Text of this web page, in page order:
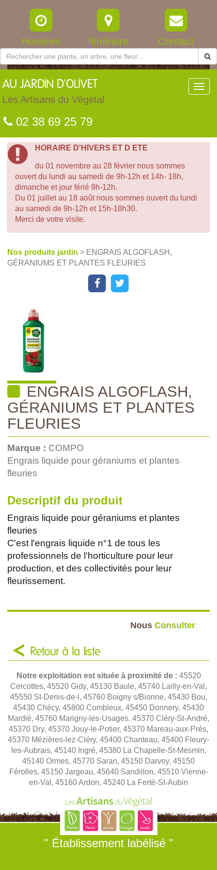
Horaires Itinéraire Contact
AU JARDIN D'OLIVET
Les Artisans du Végétal
02 38 69 25 79
HORAIRE D'HIVERS ET D ETE
du 01 novembre au 28 février nous sommes
ouvert du lundi au samedi de 9h-12h et 14h- 18h,
dimanche et jour férié 9h-12h.
Du 01 juillet au 18 août nous sommes ouvert du lundi
au samedi de 9h-12h et 15h-18h30.
Merci de votre visite.
Nos produits jardin > ENGRAIS ALGOFLASH,
GÉRANIUMS ET PLANTES FLEURIES
ENGRAIS ALGOFLASH,
GÉRANIUMS ET PLANTES
FLEURIES
Marque : COMPO
Engrais liquide pour géraniums et plantes
fleuries
Descriptif du produit
Engrais liquide pour géraniums et plantes
fleuries
C'est l'engrais liquide n°1 de tous les
professionnels de l'horticulture pour leur
production, et des collectivités pour leur
fleurissement.
Nous Consulter
Retour à la liste
Notre exploitation est située à proximité de : 45520
Cercottes, 45520 Gidy, 45130 Baule, 45740 Lailly-en-Val,
45550 St-Denis-de-l, 45760 Boigny s/Bionne, 45430 Bou,
45430 Chécy, 45800 Combleux, 45450 Donnery, 45430
Mardié, 45760 Marigny-les-Usages, 45370 Cléry-St-André,
45370 Dry, 45370 Jouy-le-Potier, 45370 Mareau-aux-Prés,
45370 Mézières-lez-Cléry, 45400 Chanteau, 45400 Fleury-
les-Aubrais, 45140 Ingré, 45380 La Chapelle-St-Mesmin,
45140 Ormes, 45770 Saran, 45150 Darvoy, 45150
Férolles, 45150 Jargeau, 45640 Sandillon, 45510 Vienne-
en-Val, 45160 Ardon, 45240 La Ferté-St-Aubin
" Établissement labélisé "